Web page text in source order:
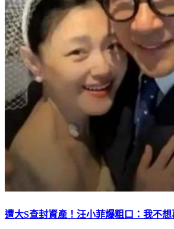
遭大S查封資產！汪小菲爆粗口：我不